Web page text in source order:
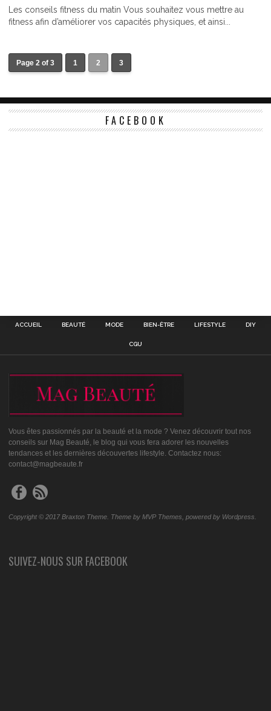
Les conseils fitness du matin Vous souhaitez vous mettre au
fitness afin d’améliorer vos capacités physiques, et ainsi...
Page 2 of 3 1 2 3
FACEBOOK
ACCUEIL BEAUTÉ MODE BIEN-ÊTRE LIFESTYLE DIY
CGU
Vous êtes passionnés par la beauté et la mode ? Venez découvrir tout nos
conseils sur Mag Beauté, le blog qui vous fera adorer les nouvelles
tendances et les dernières découvertes lifestyle. Contactez nous:
contact@magbeaute.fr
Copyright © 2017 Braxton Theme. Theme by MVP Themes, powered by Wordpress.
SUIVEZ-NOUS SUR FACEBOOK